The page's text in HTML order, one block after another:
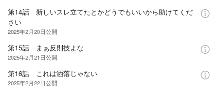
第14話 新しいスレ立てたとかどうでもいいから助けてくだ
さい
2025年2月20日公開
第15話 まぁ反則技よな
2025年2月21日公開
第16話 これは洒落じゃない
2025年2月22日公開